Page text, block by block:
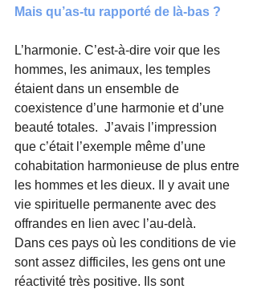
Mais qu’as-tu rapporté de là-bas ?
L’harmonie. C’est-à-dire voir que les
hommes, les animaux, les temples
étaient dans un ensemble de
coexistence d’une harmonie et d’une
beauté totales.  J’avais l’impression
que c’était l’exemple même d’une
cohabitation harmonieuse de plus entre
les hommes et les dieux. Il y avait une
vie spirituelle permanente avec des
offrandes en lien avec l’au-delà.
Dans ces pays où les conditions de vie
sont assez difficiles, les gens ont une
réactivité très positive. Ils sont